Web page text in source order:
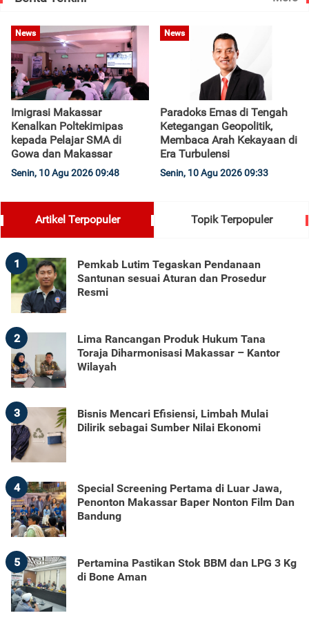
News
Imigrasi Makassar
Kenalkan Poltekimipas
kepada Pelajar SMA di
Gowa dan Makassar
Senin, 10 Agu 2026 09:48
News
Paradoks Emas di Tengah
Ketegangan Geopolitik,
Membaca Arah Kekayaan di
Era Turbulensi
Senin, 10 Agu 2026 09:33
Artikel Terpopuler Topik Terpopuler
1
Pemkab Lutim Tegaskan Pendanaan
Santunan sesuai Aturan dan Prosedur
Resmi
2
Lima Rancangan Produk Hukum Tana
Toraja Diharmonisasi Makassar – Kantor
Wilayah
3
Bisnis Mencari Efisiensi, Limbah Mulai
Dilirik sebagai Sumber Nilai Ekonomi
4
Special Screening Pertama di Luar Jawa,
Penonton Makassar Baper Nonton Film Dan
Bandung
5
Pertamina Pastikan Stok BBM dan LPG 3 Kg
di Bone Aman